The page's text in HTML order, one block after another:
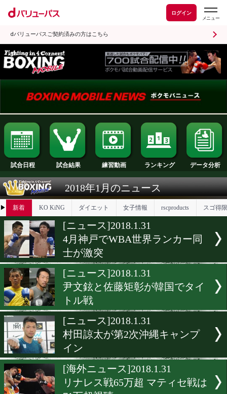
ログイン
dバリューパスご契約済みの方はこちら
試合日程 試合結果 練習動画 ランキング
2018年1月のニュース
▶ 新着 KO KiNG ダイエット
[ニュース]2018.1.31
4月神戸でWBA世界ランカ
士が激突
[ニュース]2018.1.31
尹文鉉と佐藤矩彰が韓国で
トル戦
[ニュース]2018.1.31